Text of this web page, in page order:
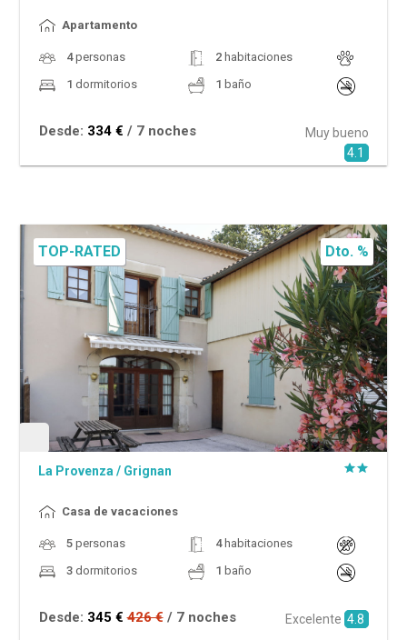
Apartamento
4personas 2habitaciones
1 dormitorios 1 baño
Desde: 334 € / 7 noches
Muy bueno
4.1
Dto. %
TOP-RATED
La Provenza / Grignan
Casa de vacaciones
5personas 4habitaciones
3dormitorios 1 baño
Desde: 345 € 426 € / 7 noches Excelente 4.8